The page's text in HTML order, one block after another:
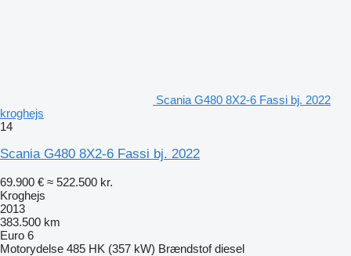
Scania G480 8X2-6 Fassi bj. 2022
kroghejs
14
Scania G480 8X2-6 Fassi bj. 2022
69.900 € ≈ 522.500 kr.
Kroghejs
2013
383.500 km
Euro 6
Motorydelse 485 HK (357 kW) Brændstof diesel